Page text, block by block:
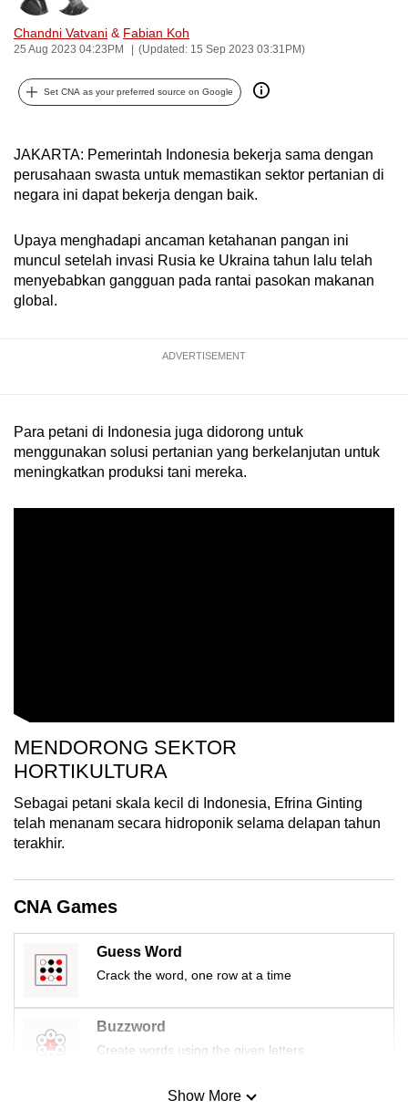
Chandni Vatvani & Fabian Koh
25 Aug 2023 04:23PM (Updated: 15 Sep 2023 03:31PM)
Set CNA as your preferred source on Google
JAKARTA: Pemerintah Indonesia bekerja sama dengan
perusahaan swasta untuk memastikan sektor pertanian di
negara ini dapat bekerja dengan baik.
Upaya menghadapi ancaman ketahanan pangan ini
muncul setelah invasi Rusia ke Ukraina tahun lalu telah
menyebabkan gangguan pada rantai pasokan makanan
global.
ADVERTISEMENT
Para petani di Indonesia juga didorong untuk
menggunakan solusi pertanian yang berkelanjutan untuk
meningkatkan produksi tani mereka.
MENDORONG SEKTOR
HORTIKULTURA
Sebagai petani skala kecil di Indonesia, Efrina Ginting
telah menanam secara hidroponik selama delapan tahun
terakhir.
CNA Games
Guess Word
Crack the word, one row at a time
Buzzword
Create words using the given letters
Mini SudokuShow More
can
possibly
To
upgrade
to
a
browser
or,
for
the
mobile
app.